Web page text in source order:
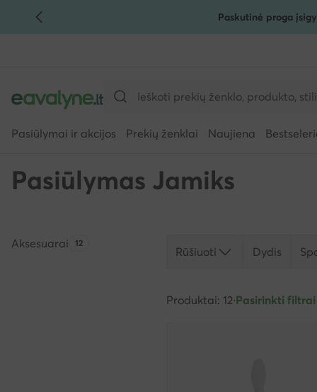
PEREITI PRIE PAGRINDINIO TURINIOPaskutinė proga
Pasiūlymai ir akcijos Prekių ženklai Naujiena
Pasiūlymas Jamiks
Aksesuarai Produktų skaičius:
12
Rūšiuoti Dydis
Produktai: 12·Pasirinkti filtrai